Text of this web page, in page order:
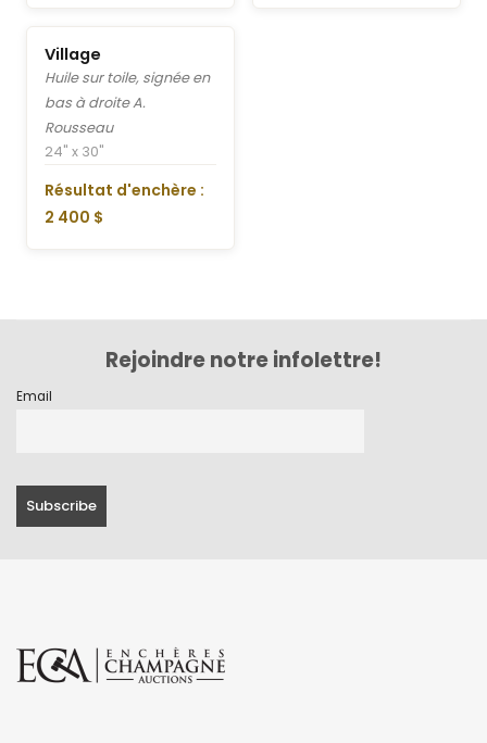
Village
Huile sur toile, signée en
bas à droite A.
Rousseau
24" x 30"
Résultat d'enchère :
2 400 $
Rejoindre notre infolettre!
Email